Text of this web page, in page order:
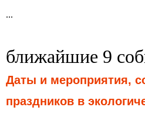
...
ближайшие 9
Даты и мероприятия,
праздников в